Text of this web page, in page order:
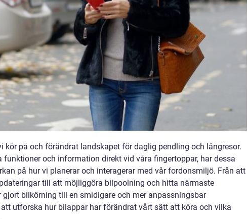
kör på och förändrat landskapet för daglig pendling och långresor.
funktioner och information direkt vid våra fingertoppar, har dessa
på hur vi planerar och interagerar med vår fordonsmiljö. Från att
till att möjliggöra bilpoolning och hitta närmaste
bilkörning till en smidigare och mer anpassningsbar
utforska hur bilappar har förändrat vårt sätt att köra och vilka